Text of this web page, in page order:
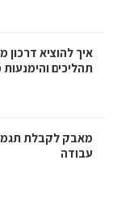
איך להוציא דרכון
תהליכים והימנעות
מאבק לקבלת
עבודה